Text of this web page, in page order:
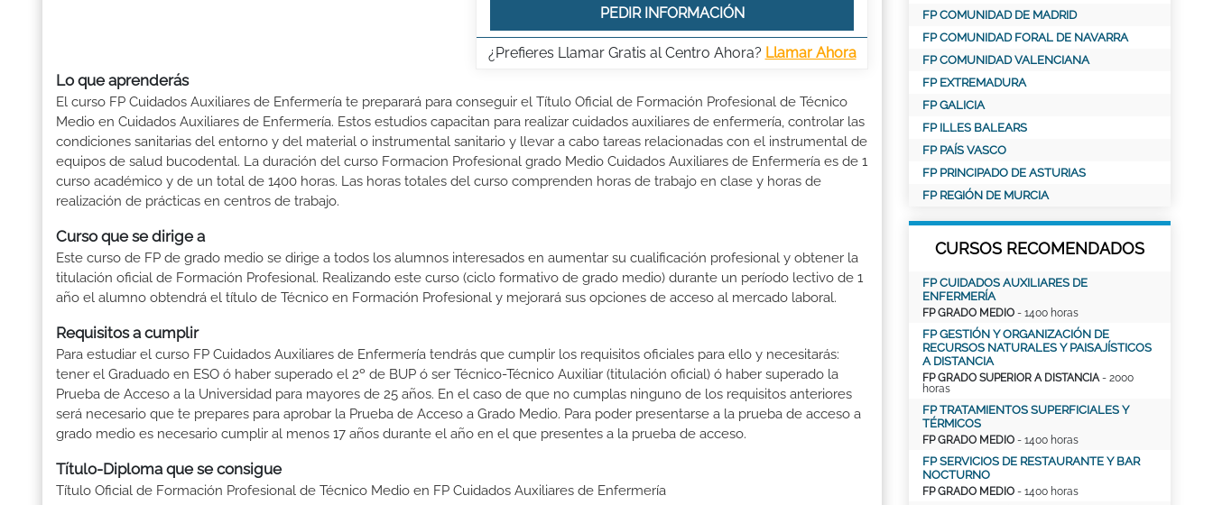
PEDIR INFORMACIÓN
¿Prefieres Llamar Gratis al Centro Ahora? Llamar Ahora
Lo que aprenderás
El curso FP Cuidados Auxiliares de Enfermería te preparará para conseguir el Título Oficial de Formación Profesional de Técnico
Medio en Cuidados Auxiliares de Enfermería. Estos estudios capacitan para realizar cuidados auxiliares de enfermería, controlar las
condiciones sanitarias del entorno y del material o instrumental sanitario y llevar a cabo tareas relacionadas con el instrumental de
equipos de salud bucodental. La duración del curso Formacion Profesional grado Medio Cuidados Auxiliares de Enfermería es de 1
curso académico y de un total de 1400 horas. Las horas totales del curso comprenden horas de trabajo en clase y horas de
realización de prácticas en centros de trabajo.
Curso que se dirige a
Este curso de FP de grado medio se dirige a todos los alumnos interesados en aumentar su cualificación profesional y obtener la
titulación oficial de Formación Profesional. Realizando este curso (ciclo formativo de grado medio) durante un período lectivo de 1
año el alumno obtendrá el título de Técnico en Formación Profesional y mejorará sus opciones de acceso al mercado laboral.
Requisitos a cumplir
Para estudiar el curso FP Cuidados Auxiliares de Enfermería tendrás que cumplir los requisitos oficiales para ello y necesitarás:
tener el Graduado en ESO ó haber superado el 2º de BUP ó ser Técnico-Técnico Auxiliar (titulación oficial) ó haber superado la
Prueba de Acceso a la Universidad para mayores de 25 años. En el caso de que no cumplas ninguno de los requisitos anteriores
será necesario que te prepares para aprobar la Prueba de Acceso a Grado Medio. Para poder presentarse a la prueba de acceso a
grado medio es necesario cumplir al menos 17 años durante el año en el que presentes a la prueba de acceso.
Título-Diploma que se consigue
Título Oficial de Formación Profesional de Técnico Medio en FP Cuidados Auxiliares de Enfermería
FP COMUNIDAD DE MADRID
FP COMUNIDAD FORAL DE NAVARRA
FP COMUNIDAD VALENCIANA
FP EXTREMADURA
FP GALICIA
FP ILLES BALEARS
FP PAÍS VASCO
FP PRINCIPADO DE ASTURIAS
FP REGIÓN DE MURCIA
CURSOS RECOMENDADOS
FP CUIDADOS AUXILIARES DE
ENFERMERÍA
FP GRADO MEDIO - 1400 horas
FP GESTIÓN Y ORGANIZACIÓN DE
RECURSOS NATURALES Y PAISAJÍSTICOS
A DISTANCIA
FP GRADO SUPERIOR A DISTANCIA- 2000
horas
FP TRATAMIENTOS SUPERFICIALES Y
TÉRMICOS
FP GRADO MEDIO - 1400 horas
FP SERVICIOS DE RESTAURANTE Y BAR
NOCTURNO
FP GRADO MEDIO - 1400 horas